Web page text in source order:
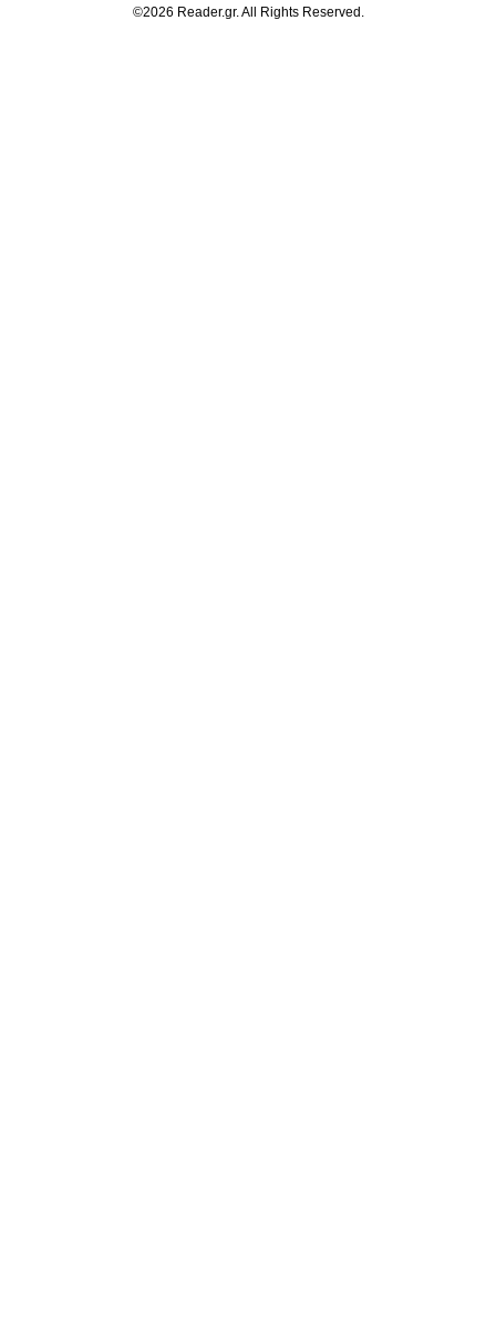
©2026 Reader.gr. All Rights Reserved.